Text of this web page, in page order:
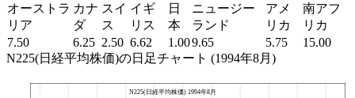
オーストラ
リア
カナ
ダ
スイ
ス
イギ
リス
日
本
ニュージー
ランド
アメ
リカ
南アフ
リカ
7.50
6.25 2.50 6.62 1.009.65 5.75
15.00
N225(日経平均株価)の日足チャート (1994年8月)